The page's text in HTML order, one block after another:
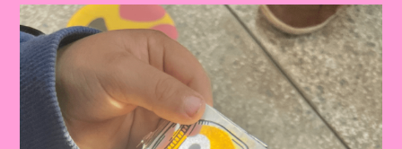
Lanterna
De
Celular
Uma
Aventura
Luz
E
Emoção
2024